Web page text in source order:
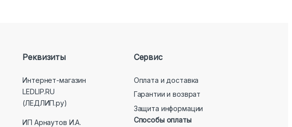
Реквизиты
Интернет-магазин
LEDLIP.RU
(ЛЕДЛИП.ру)
ИП Арнаутов И.А.
Сервис
Оплата и доставка
Гарантии и возврат
Защита информации
Способы оплаты